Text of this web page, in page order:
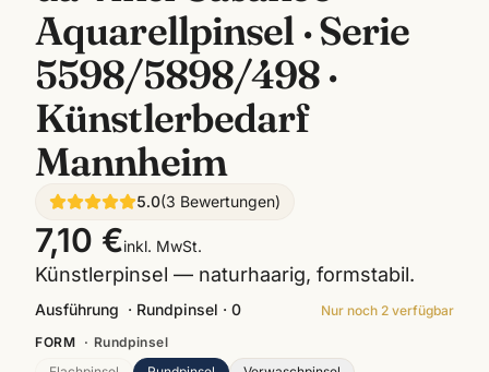
Aquarellpinsel · Serie
5598/5898/498 ·
Künstlerbedarf
Mannheim
5.0(3 Bewertungen)
7,10 €inkl. MwSt.
Künstlerpinsel — naturhaarig, formstabil.
Ausführung · Rundpinsel · 0 Nur noch 2 verfügbar
FORM · Rundpinsel